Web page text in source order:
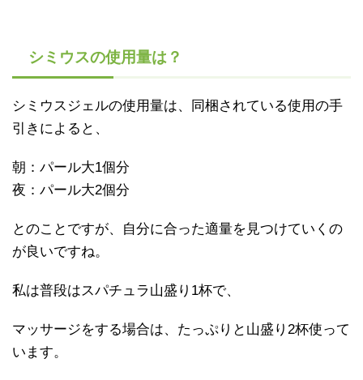
シミウスの使用量は？
シミウスジェルの使用量は、同梱されている使用の手
引きによると、
朝：パール大1個分
夜：パール大2個分
とのことですが、自分に合った適量を見つけていくの
が良いですね。
私は普段はスパチュラ山盛り1杯で、
マッサージをする場合は、たっぷりと山盛り2杯使って
います。